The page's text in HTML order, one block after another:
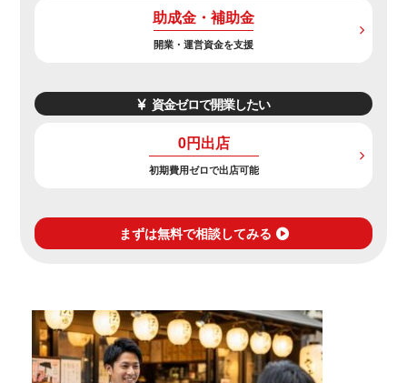
助成金・補助金
開業・運営資金を支援
資金ゼロで開業したい
0円出店
初期費用ゼロで出店可能
まずは無料で相談してみる